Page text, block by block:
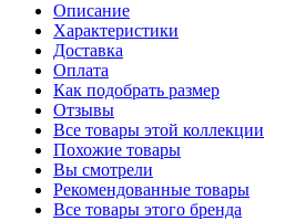
Описание
Характеристики
Доставка
Оплата
Как подобрать размер
Отзывы
Все товары этой коллекции
Похожие товары
Вы смотрели
Рекомендованные товары
Все товары этого бренда